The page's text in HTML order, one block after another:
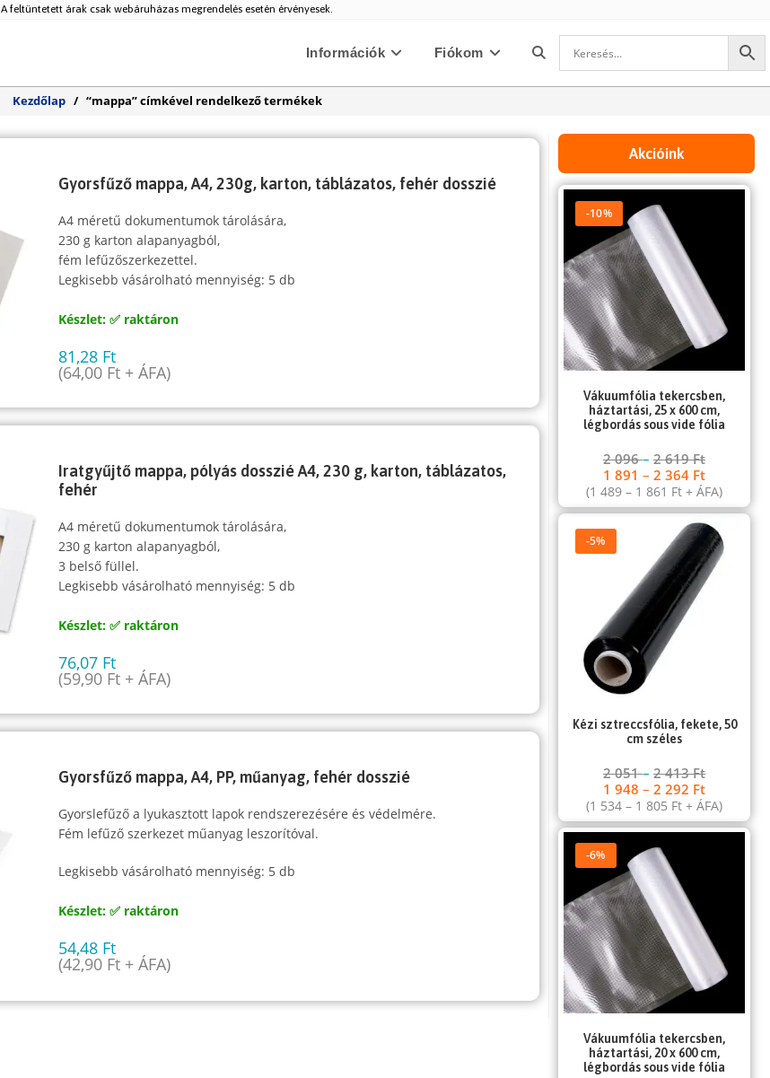
A feltüntetett árak csak webáruházas megrendelés esetén érvényesek.
Információk Fiókom Toggle
search
Kezdőlap / “mappa” címkével rendelkező termékek
Gyorsfűző mappa, A4, 230g, karton, táblázatos, fehér dosszié
A4 méretű dokumentumok tárolására,
230 g karton alapanyagból,
fém lefűzőszerkezettel.
Legkisebb vásárolható mennyiség: 5 db
Készlet: ✅ raktáron
81,28 Ft
(64,00 Ft + ÁFA)
Iratgyűjtő mappa, pólyás dosszié A4, 230 g, karton, táblázatos,
fehér
A4 méretű dokumentumok tárolására,
230 g karton alapanyagból,
3 belső füllel.
Legkisebb vásárolható mennyiség: 5 db
Készlet: ✅ raktáron
76,07 Ft
(59,90 Ft + ÁFA)
Gyorsfűző mappa, A4, PP, műanyag, fehér dosszié
Gyorslefűző a lyukasztott lapok rendszerezésére és védelmére.
Fém lefűző szerkezet műanyag leszorítóval.
Legkisebb vásárolható mennyiség: 5 db
Készlet: ✅ raktáron
54,48 Ft
(42,90 Ft + ÁFA)
Akcióink
-10%
Vákuumfólia tekercsben,
háztartási, 25 x 600 cm,
légbordás sous vide fólia
2 096–2 619Ft
1 891–2 364 Ft
(1 489– 1 861 Ft + ÁFA)
-5%
Kézi sztreccsfólia, fekete, 50
cm széles
2 051–2 413Ft
1 948–2 292 Ft
(1 534– 1 805 Ft + ÁFA)
-6%
Vákuumfólia tekercsben,
háztartási, 20 x 600 cm,
légbordás sous vide fólia